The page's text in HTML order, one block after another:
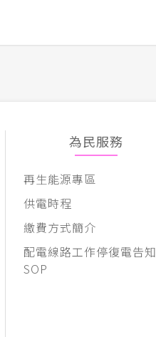
為民服務
再生能源專區
供電時程
繳費方式簡介
配電線路工作停復電告知
SOP